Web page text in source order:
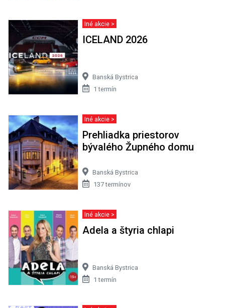
Iné akcie >
ICELAND 2026
Banská Bystrica
1 termín
Iné akcie >
Prehliadka priestorov
bývalého Župného domu
Banská Bystrica
137 termínov
Iné akcie >
Adela a štyria chlapi
Banská Bystrica
1 termín